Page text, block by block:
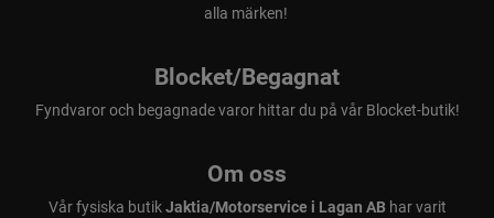
alla märken!
Blocket/Begagnat
Fyndvaror och begagnade varor hittar du på vår Blocket-butik!
Om oss
Vår fysiska butikJaktia/Motorservice i Lagan ABhar varit